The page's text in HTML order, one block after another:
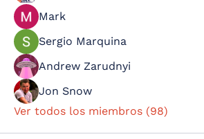
Mark
Sergio Marquina
Andrew Zarudnyi
Jon Snow
Ver todos los miembros (98)